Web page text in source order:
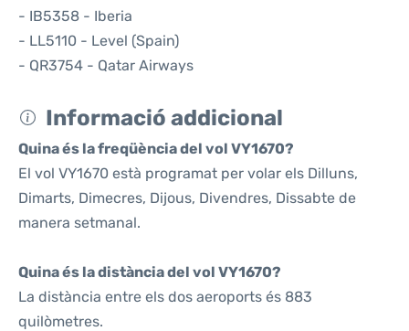
- IB5358 - Iberia
- LL5110 - Level (Spain)
- QR3754 - Qatar Airways
Informació addicional
Quina és la freqüència del vol VY1670?
El vol VY1670 està programat per volar els Dilluns,
Dimarts, Dimecres, Dijous, Divendres, Dissabte de
manera setmanal.
Quina és la distància del vol VY1670?
La distància entre els dos aeroports és 883
quilòmetres.